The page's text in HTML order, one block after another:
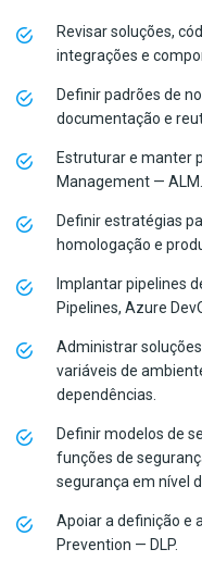
Revisar soluções,
integrações e
Definir padrões de
documentação e
Estruturar e manter
Management — ALM.
Definir estratégias
homologação e
Implantar pipelines
Pipelines, Azure
Administrar
variáveis de
dependências.
Definir modelos de
funções de
segurança em nível
Apoiar a definição e
Prevention — DLP.